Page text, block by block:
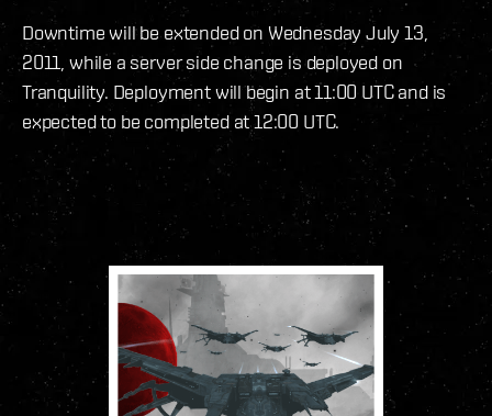
Downtime will be extended on Wednesday July 13,
2011, while a server side change is deployed on
Tranquility. Deployment will begin at 11:00 UTC and is
expected to be completed at 12:00 UTC.